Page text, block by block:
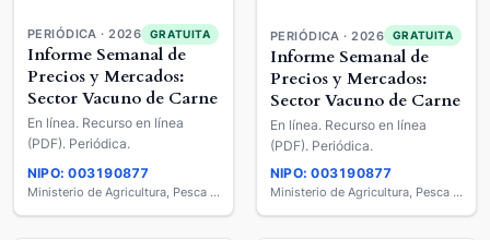
PERIÓDICA · 2026 GRATUITA
Informe Semanal de
Precios y Mercados:
Sector Vacuno de Carne
En línea. Recurso en línea
(PDF). Periódica.
NIPO: 003190877
Ministerio de Agricultura, Pesca y Alimentación
PERIÓDICA · 2026 GRATUITA
Informe Semanal de
Precios y Mercados:
Sector Vacuno de Carne
En línea. Recurso en línea
(PDF). Periódica.
NIPO: 003190877
Ministerio de Agricultura, Pesca y Alimentación